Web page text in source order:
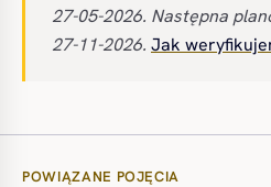
27-05-2026. Następna
27-11-2026. Jak
POWIĄZANE POJĘCIA